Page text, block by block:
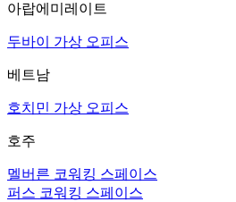
아랍에미레이트
두바이 가상 오피스
베트남
호치민 가상 오피스
호주
멜버른 코워킹 스페이스
퍼스 코워킹 스페이스